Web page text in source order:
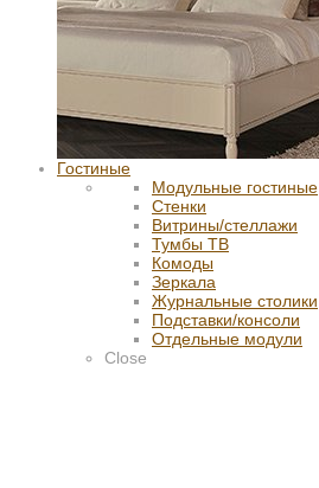
Гостиные
Модульные гостиные
Стенки
Витрины/стеллажи
Тумбы ТВ
Комоды
Зеркала
Журнальные столики
Подставки/консоли
Отдельные модули
Close